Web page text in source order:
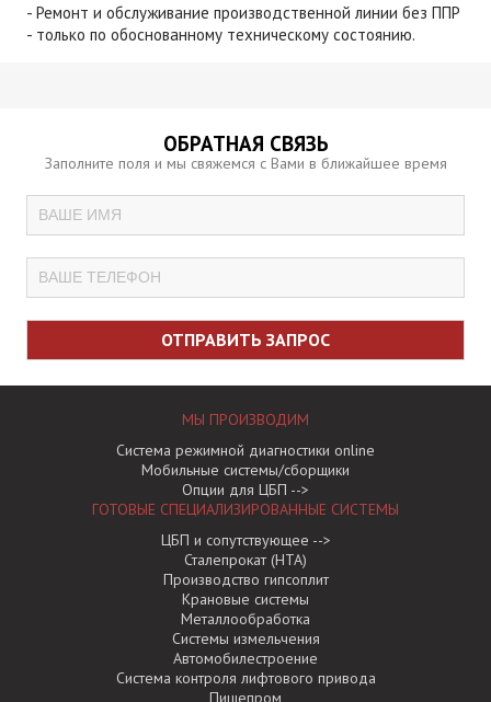
- Ремонт и обслуживание производственной линии без ППР
- только по обоснованному техническому состоянию.
ОБРАТНАЯ СВЯЗЬ
Заполните поля и мы свяжемся с Вами в ближайшее время
МЫ ПРОИЗВОДИМ
Система режимной диагностики online
Мобильные системы/сборщики
Опции для ЦБП -->
ГОТОВЫЕ СПЕЦИАЛИЗИРОВАННЫЕ СИCТЕМЫ
ЦБП и сопутствующее -->
Сталепрокат (НТА)
Производство гипсоплит
Крановые системы
Металлообработка
Системы измельчения
Автомобилестроение
Система контроля лифтового привода
Пищепром